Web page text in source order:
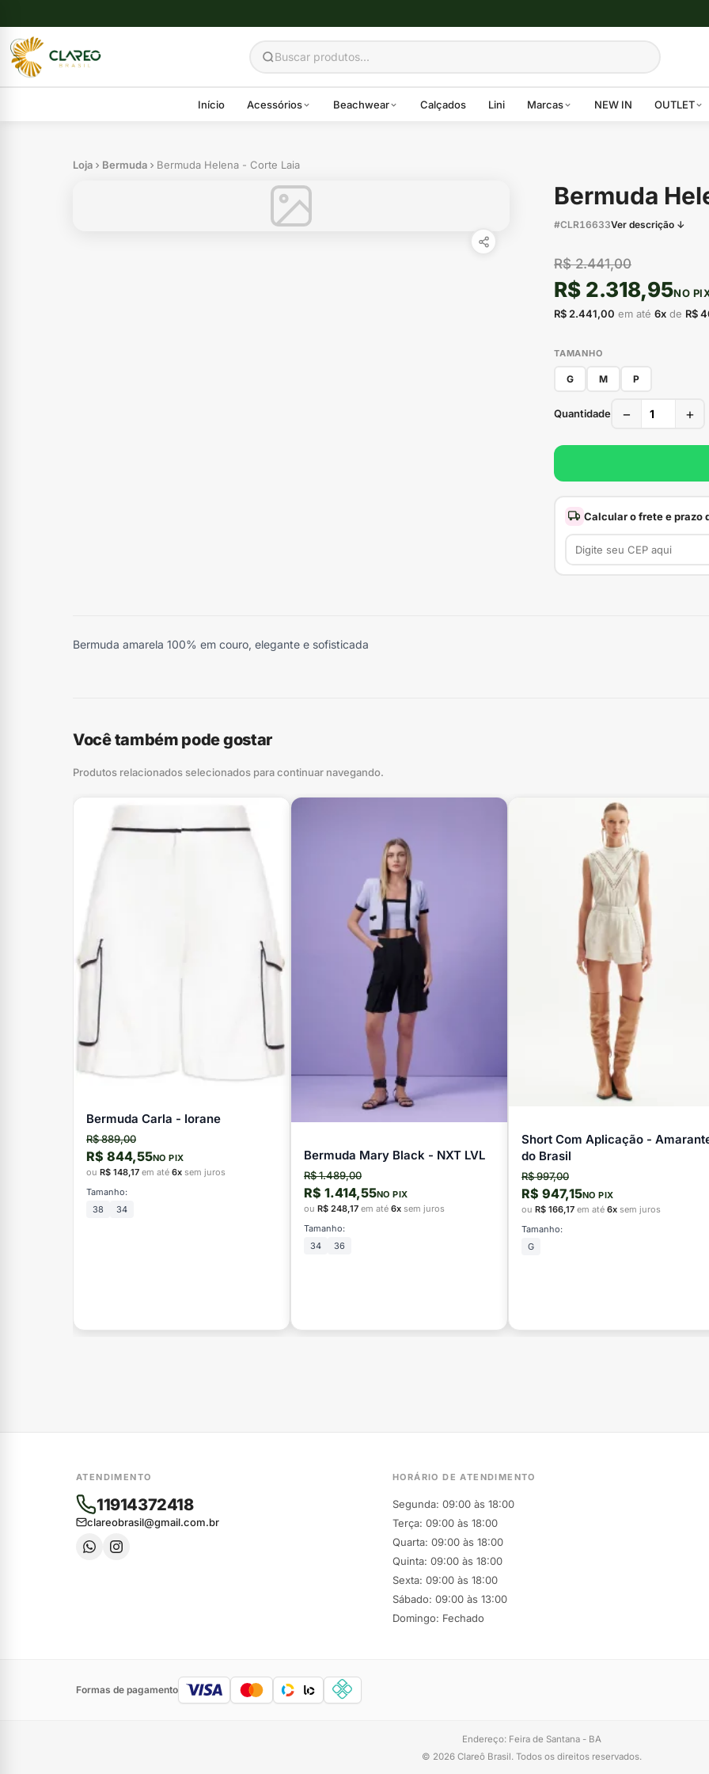
Início Acessórios Beachwear Calçados Lini Marcas NEW IN OUTLET
Loja Bermuda Bermuda Helena - Corte Laia
Bermuda
#CLR16633Ver descrição ↓
R$ 2.441,00
R$ 2.318,95NO
R$ 2.441,00 em até 6x de R$
TAMANHO
G M P
Quantidade − +
Calcular o frete e prazo
Bermuda amarela 100% em couro, elegante e sofisticada
Você também pode gostar
Produtos relacionados selecionados para continuar navegando.
Bermuda Carla - Iorane
R$ 889,00
R$ 844,55NO PIX
ou R$ 148,17 em até 6x sem juros
Tamanho:
38
34
Bermuda Mary Black - NXT LVL
R$ 1.489,00
R$ 1.414,55NO PIX
ou R$ 248,17 em até 6x sem juros
Tamanho:
34
36
Short Com Aplicação -
do Brasil
R$ 997,00
R$ 947,15NO PIX
ou R$ 166,17 em até 6x sem juros
Tamanho:
G
ATENDIMENTO
11914372418
clareobrasil@gmail.com.br
HORÁRIO DE ATENDIMENTO
Segunda: 09:00 às 18:00
Terça: 09:00 às 18:00
Quarta: 09:00 às 18:00
Quinta: 09:00 às 18:00
Sexta: 09:00 às 18:00
Sábado: 09:00 às 13:00
Domingo: Fechado
Formas de pagamento
Endereço: Feira de Santana - BA
© 2026 Clareô Brasil. Todos os direitos reservados.